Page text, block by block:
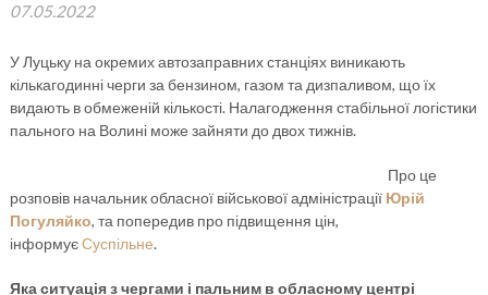
07.05.2022
У Луцьку на окремих автозаправних станціях виникають
кількагодинні черги за бензином, газом та дизпаливом, що їх
видають в обмеженій кількості. Налагодження стабільної логістики
пального на Волині може зайняти до двох тижнів.
Про це
розповів начальник обласної військової адміністрації Юрій
Погуляйко, та попередив про підвищення цін,
інформуєСуспільне.
Яка ситуація з чергами і пальним в обласному центрі